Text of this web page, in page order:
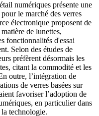
numériques présente une
le marché des verres
électronique proposent de
de lunettes,
fonctionnalités d'essai
Selon des études de
préfèrent désormais les
citant la commodité et les
outre, l’intégration de
de verres basées sur
favoriser l’adoption de
en particulier dans
technologie.